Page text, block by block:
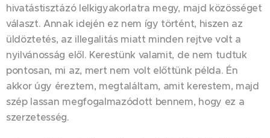
hivatástisztázó lelkigyakorlatra megy, majd közösséget
választ. Annak idején ez nem így történt, hiszen az
üldöztetés, az illegalitás miatt minden rejtve volt a
nyilvánosság elől. Kerestünk valamit, de nem tudtuk
pontosan, mi az, mert nem volt előttünk példa. Én
akkor úgy éreztem, megtaláltam, amit kerestem, majd
szép lassan megfogalmazódott bennem, hogy ez a
szerzetesség.